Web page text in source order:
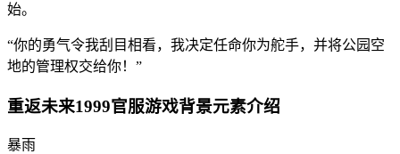
始。
“你的勇气令我刮目相看，我决定任命你为舵手，并将公园空
地的管理权交给你！”
重返未来1999官服游戏背景元素介绍
暴雨